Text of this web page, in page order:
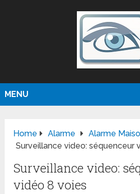
MENU
Home Alarme
Alarme
Surveillance video: séquenceur
Surveillance video:
vidéo 8 voies